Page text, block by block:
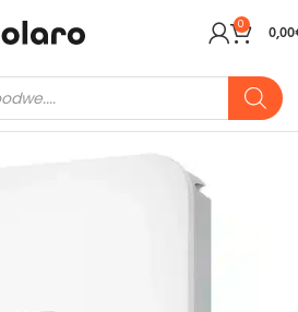
0 0,00
Hybridné meniče Huawei